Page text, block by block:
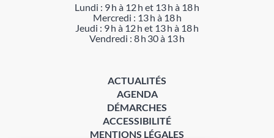
Lundi : 9 h à 12 h et 13 h à 18 h
Mercredi : 13 h à 18 h
Jeudi : 9 h à 12 h et 13 h à 18 h
Vendredi : 8 h 30 à 13 h
ACTUALITÉS
AGENDA
DÉMARCHES
ACCESSIBILITÉ
MENTIONS LÉGALES